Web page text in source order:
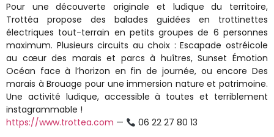
Pour une découverte originale et ludique du territoire,
Trottéa propose des balades guidées en trottinettes
électriques tout-terrain en petits groupes de 6 personnes
maximum. Plusieurs circuits au choix : Escapade ostréicole
au cœur des marais et parcs à huîtres, Sunset Émotion
Océan face à l’horizon en fin de journée, ou encore Des
marais à Brouage pour une immersion nature et patrimoine.
Une activité ludique, accessible à toutes et terriblement
instagrammable !
https://www.trottea.com —
06 22 27 80 13